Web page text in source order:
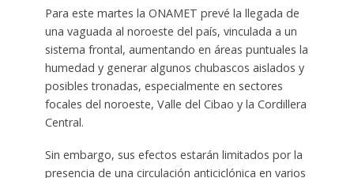
Para este martes la ONAMET prevé la llegada de
una vaguada al noroeste del país, vinculada a un
sistema frontal, aumentando en áreas puntuales la
humedad y generar algunos chubascos aislados y
posibles tronadas, especialmente en sectores
focales del noroeste, Valle del Cibao y la Cordillera
Central.
Sin embargo, sus efectos estarán limitados por la
presencia de una circulación anticiclónica en varios